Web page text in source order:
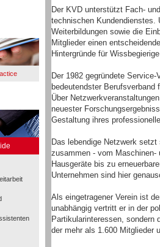
Der KVD unterstützt Fach-
technischen Kundendienstes.
Weiterbildungen sowie die
Mitglieder einen
Hintergründe für
Der 1982 gegründete
bedeutendster
Über
neuester
Gestaltung ihres
Das lebendige Netzwerk
zusammen - vom Maschinen-
Hausgeräte bis zu
Unternehmen sind hier
Als eingetragener Verein ist
unabhängig vertritt er in der
Partikularinteressen, sondern
der mehr als 1.600 Mitglieder